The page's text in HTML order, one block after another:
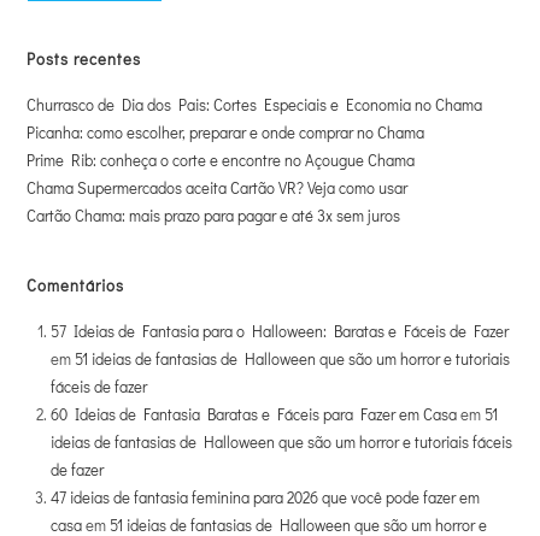
Posts recentes
Churrasco de Dia dos Pais: Cortes Especiais e Economia no Chama
Picanha: como escolher, preparar e onde comprar no Chama
Prime Rib: conheça o corte e encontre no Açougue Chama
Chama Supermercados aceita Cartão VR? Veja como usar
Cartão Chama: mais prazo para pagar e até 3x sem juros
Comentários
57 Ideias de Fantasia para o Halloween: Baratas e Fáceis de Fazer
em 51 ideias de fantasias de Halloween que são um horror e tutoriais
fáceis de fazer
60 Ideias de Fantasia Baratas e Fáceis para Fazer em Casaem 51
ideias de fantasias de Halloween que são um horror e tutoriais fáceis
de fazer
47 ideias de fantasia feminina para 2026 que você pode fazer em
casaem 51 ideias de fantasias de Halloween que são um horror e